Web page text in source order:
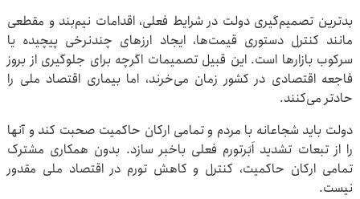
بدترین تصمیم‌گیری دولت در شرایط فعلی، اقدامات نیم‌بند و مقطعی
مانند کنترل دستوری قیمت‌ها، ایجاد ارزهای چندنرخی پیچیده یا
سرکوب بازارها است. این قبیل تصمیمات اگرچه برای جلوگیری از بروز
فاجعه اقتصادی در کشور زمان می‌خرند، اما بیماری اقتصاد ملی را
حادتر می‌کنند.
دولت باید شجاعانه با مردم و تمامی ارکان حاکمیت صحبت کند و آنها
را از تبعات تشدید اَبَرتورم فعلی باخبر سازد. بدون همکاری مشترک
تمامی ارکان حاکمیت، کنترل و کاهش تورم در اقتصاد ملی مقدور
نیست.